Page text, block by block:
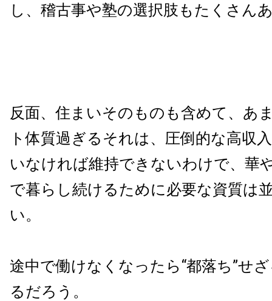
し、稽古事や塾の選択肢もたくさん
反面、住まいそのものも含めて、あ
ト体質過ぎるそれは、圧倒的な高収
いなければ維持できないわけで、華
で暮らし続けるために必要な資質は
い。
途中で働けなくなったら“都落ち”せ
るだろう。